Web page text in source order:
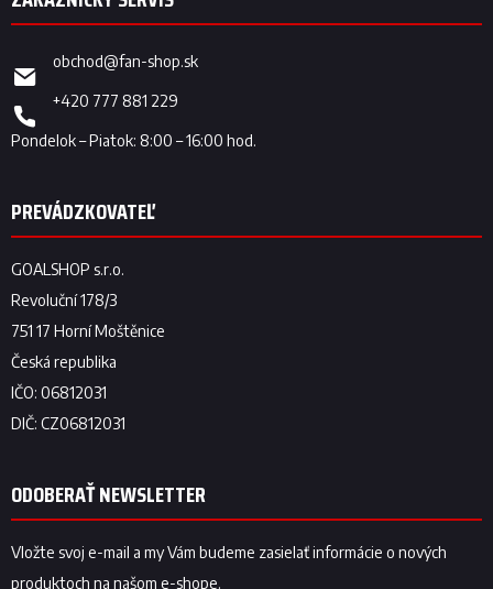
obchod@fan-shop.sk
+420 777 881 229
ODOBERAŤ NEWSLETTER
Vložte svoj e-mail a my Vám budeme zasielať informácie o nových
produktoch na našom e-shope.